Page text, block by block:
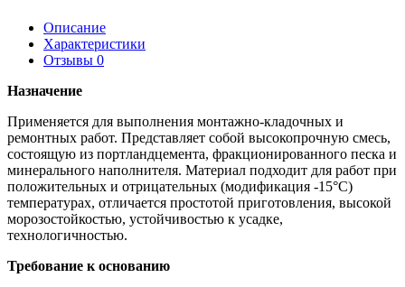
Описание
Характеристики
Отзывы 0
Назначение
Применяется для выполнения монтажно-кладочных и
ремонтных работ. Представляет собой высокопрочную смесь,
состоящую из портландцемента, фракционированного песка и
минерального наполнителя. Материал подходит для работ при
положительных и отрицательных (модификация -15°С)
температурах, отличается простотой приготовления, высокой
морозостойкостью, устойчивостью к усадке,
технологичностью.
Требование к основанию